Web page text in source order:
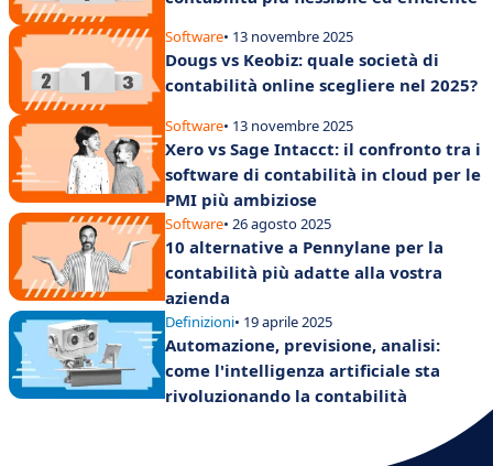
Software• 13 novembre 2025
Dougs vs Keobiz: quale società di
contabilità online scegliere nel 2025?
Software• 13 novembre 2025
Xero vs Sage Intacct: il confronto tra i
software di contabilità in cloud per le
PMI più ambiziose
Software• 26 agosto 2025
10 alternative a Pennylane per la
contabilità più adatte alla vostra
azienda
Definizioni• 19 aprile 2025
Automazione, previsione, analisi:
come l'intelligenza artificiale sta
rivoluzionando la contabilità